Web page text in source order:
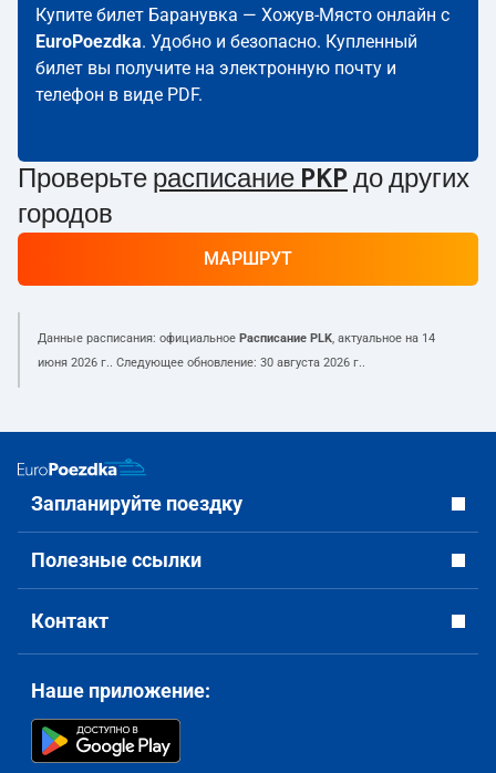
Купите билет Баранувка — Хожув-Място онлайн с
EuroPoezdka. Удобно и безопасно. Купленный
билет вы получите на электронную почту и
телефон в виде PDF.
Проверьте расписание PKP до других
городов
МАРШРУТ
Данные расписания: официальное Расписание PLK, актуальное на 14
июня 2026 г.. Следующее обновление: 30 августа 2026 г..
Запланируйте поездку
Полезные ссылки
Контакт
Наше приложение: